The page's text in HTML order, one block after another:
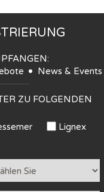
News & Events
ZU FOLGENDEN
Lignex